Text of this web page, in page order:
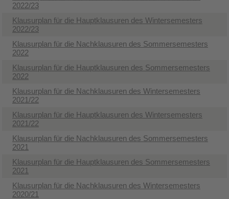
2022/23
Klausurplan für die Hauptklausuren des Wintersemesters
2022/23
Klausurplan für die Nachklausuren des Sommersemesters
2022
Klausurplan für die Hauptklausuren des Sommersemesters
2022
Klausurplan für die Nachklausuren des Wintersemesters
2021/22
Klausurplan für die Hauptklausuren des Wintersemesters
2021/22
Klausurplan für die Nachklausuren des Sommersemesters
2021
Klausurplan für die Hauptklausuren des Sommersemesters
2021
Klausurplan für die Nachklausuren des Wintersemesters
2020/21